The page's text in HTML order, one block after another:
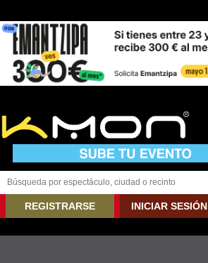
REGISTRARSE INICIAR SESIÓN